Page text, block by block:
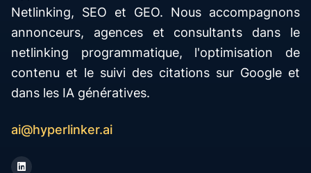
Netlinking, SEO et GEO. Nous accompagnons
annonceurs, agences et consultants dans le
netlinking programmatique, l'optimisation de
contenu et le suivi des citations sur Google et
dans les IA génératives.
ai@hyperlinker.ai